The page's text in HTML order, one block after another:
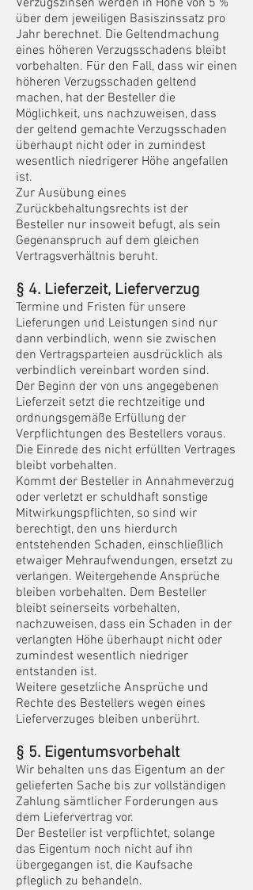
über dem jeweiligen Basiszinssatz pro
Jahr berechnet. Die Geltendmachung
eines höheren Verzugsschadens bleibt
vorbehalten. Für den Fall, dass wir einen
höheren Verzugsschaden geltend
machen, hat der Besteller die
Möglichkeit, uns nachzuweisen, dass
der geltend gemachte Verzugsschaden
überhaupt nicht oder in zumindest
wesentlich niedrigerer Höhe angefallen
ist.
Zur Ausübung eines
Zurückbehaltungsrechts ist der
Besteller nur insoweit befugt, als sein
Gegenanspruch auf dem gleichen
Vertragsverhältnis beruht.
§ 4. Lieferzeit, Lieferverzug
Termine und Fristen für unsere
Lieferungen und Leistungen sind nur
dann verbindlich, wenn sie zwischen
den Vertragsparteien ausdrücklich als
verbindlich vereinbart worden sind.
Der Beginn der von uns angegebenen
Lieferzeit setzt die rechtzeitige und
ordnungsgemäße Erfüllung der
Verpflichtungen des Bestellers voraus.
Die Einrede des nicht erfüllten Vertrages
bleibt vorbehalten.
Kommt der Besteller in Annahmeverzug
oder verletzt er schuldhaft sonstige
Mitwirkungspflichten, so sind wir
berechtigt, den uns hierdurch
entstehenden Schaden, einschließlich
etwaiger Mehraufwendungen, ersetzt zu
verlangen. Weitergehende Ansprüche
bleiben vorbehalten. Dem Besteller
bleibt seinerseits vorbehalten,
nachzuweisen, dass ein Schaden in der
verlangten Höhe überhaupt nicht oder
zumindest wesentlich niedriger
entstanden ist.
Weitere gesetzliche Ansprüche und
Rechte des Bestellers wegen eines
Lieferverzuges bleiben unberührt.
§ 5. Eigentumsvorbehalt
Wir behalten uns das Eigentum an der
gelieferten Sache bis zur vollständigen
Zahlung sämtlicher Forderungen aus
dem Liefervertrag vor.
Der Besteller ist verpflichtet, solange
das Eigentum noch nicht auf ihn
übergegangen ist, die Kaufsache
pfleglich zu behandeln.